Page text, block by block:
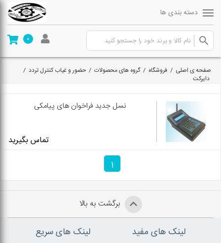
دسته بندی ها
0
صفحه ی اصلی / فروشگاه /گروه های محصولات / حضور و غیاب کنترل تردد /
دایرکت
نسل جدید فراخوان های پیامکی
تماس بگیرید
1
برگشت به بالا
لینک های مفید لینک های سریع